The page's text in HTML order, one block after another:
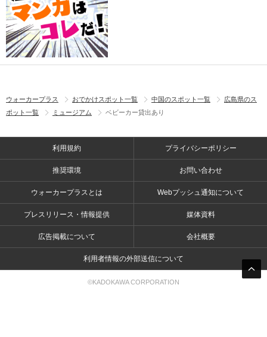
ウォーカープラス おでかけスポット一覧 中国のスポット一覧
広島県のス
ポット一覧
ミュージアム ベビーカー貸出あり
利用規約 プライバシーポリシー
推奨環境 お問い合わせ
ウォーカープラスとは Webプッシュ通知について
プレスリリース・情報提供 媒体資料
広告掲載について 会社概要
利用者情報の外部送信について
©KADOKAWA CORPORATION